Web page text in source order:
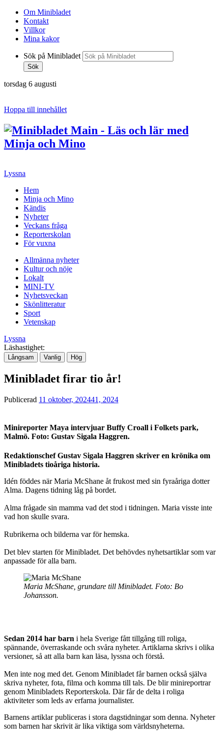
Om Minibladet
Kontakt
Villkor
Mina kakor
Sök på Minibladet
Sök
torsdag 6 augusti
Hoppa till innehållet
Lyssna
Hem
Minja och Mino
Kändis
Nyheter
Veckans fråga
Reporterskolan
För vuxna
Allmänna nyheter
Kultur och nöje
Lokalt
MINI-TV
Nyhetsveckan
Skönlitteratur
Sport
Vetenskap
Lyssna
Läshastighet:
Långsam Vanlig Hög
Minibladet firar tio år!
Publicerad 11 oktober, 202441, 2024
Minireporter Maya intervjuar Buffy Croall i Folkets park,
Malmö. Foto: Gustav Sigala Haggren.
Redaktionschef Gustav Sigala Haggren skriver en krönika om
Minibladets tioåriga historia.
Idén föddes när Maria McShane åt frukost med sin fyraåriga dotter
Alma. Dagens tidning låg på bordet.
Alma frågade sin mamma vad det stod i tidningen. Maria visste inte
vad hon skulle svara.
Rubrikerna och bilderna var för hemska.
Det blev starten för Minibladet. Det behövdes nyhetsartiklar som var
anpassade för alla barn.
Maria McShane, grundare till Minibladet. Foto: Bo
Johansson.
Sedan 2014 har barn i hela Sverige fått tillgång till roliga,
spännande, överraskande och svåra nyheter. Artiklarna skrivs i olika
versioner, så att alla barn kan läsa, lyssna och förstå.
Men inte nog med det. Genom Minibladet får barnen också själva
skriva nyheter, fota, filma och komma till tals. De blir minireportrar
genom Minibladets Reporterskola. Där får de delta i roliga
aktiviteter som leds av erfarna journalister.
Barnens artiklar publiceras i stora dagstidningar som denna. Nyheter
som barnen har skrivit är lika viktiga som världsnyheterna.